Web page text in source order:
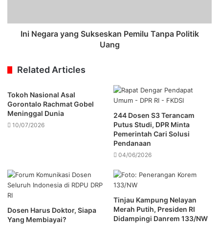
Ini Negara yang Sukseskan Pemilu Tanpa Politik
Uang
Related Articles
Tokoh Nasional Asal
Gorontalo Rachmat Gobel
Meninggal Dunia
10/07/2026
244 Dosen S3 Terancam
Putus Studi, DPR Minta
Pemerintah Cari Solusi
Pendanaan
04/06/2026
Dosen Harus Doktor, Siapa
Yang Membiayai?
Tinjau Kampung Nelayan
Merah Putih, Presiden RI
Didampingi Danrem 133/NW